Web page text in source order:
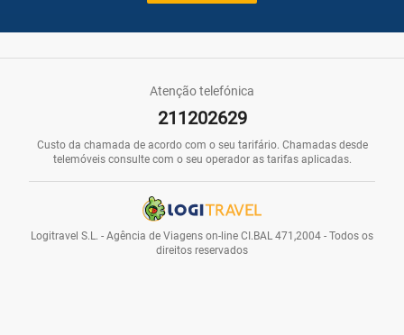
Atenção telefónica
211202629
Custo da chamada de acordo com o seu tarifário. Chamadas desde
telemóveis consulte com o seu operador as tarifas aplicadas.
Logitravel S.L. - Agência de Viagens on-line CI.BAL 471,2004 - Todos os
direitos reservados